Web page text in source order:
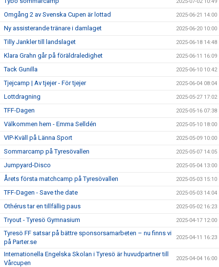
Omgång 2 av Svenska Cupen är lottad 2025-06-21 14:00
Ny assisterande tränare i damlaget 2025-06-20 10:00
Tilly Jankler till landslaget 2025-06-18 14:48
Klara Grahn går på föräldraledighet 2025-06-11 16:09
Tack Gunilla 2025-06-10 10:42
Tjejcamp | Av tjejer - För tjejer 2025-06-04 08:04
Lottdragning 2025-05-27 17:02
TFF-Dagen 2025-05-16 07:38
Välkommen hem - Emma Selldén 2025-05-10 18:00
VIP-Kväll på Länna Sport 2025-05-09 10:00
Sommarcamp på Tyresövallen 2025-05-07 14:05
Jumpyard-Disco 2025-05-04 13:00
Årets första matchcamp på Tyresövallen 2025-05-03 15:10
TFF-Dagen - Save the date 2025-05-03 14:04
Othérus tar en tillfällig paus 2025-05-02 16:23
Tryout - Tyresö Gymnasium 2025-04-17 12:00
Tyresö FF satsar på bättre sponsorsamarbeten – nu finns vi
på Parter.se
2025-04-11 16:23
Internationella Engelska Skolan i Tyresö är huvudpartner till
Vårcupen
2025-04-04 16:00